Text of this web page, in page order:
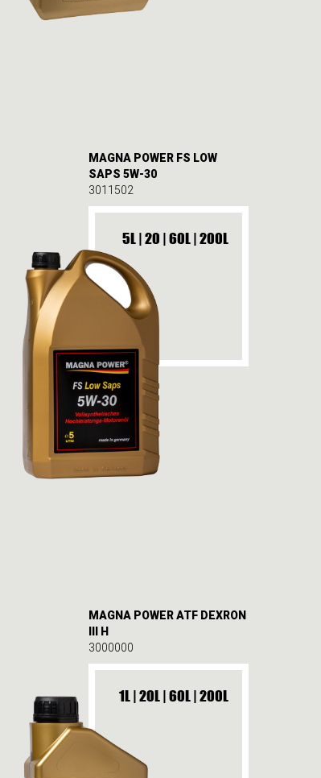
MAGNA POWER FS LOW
SAPS 5W-30
3011502
5L | 20 | 60L | 200L
MAGNA POWER ATF DEXRON
III H
3000000
1L | 20L | 60L | 200L